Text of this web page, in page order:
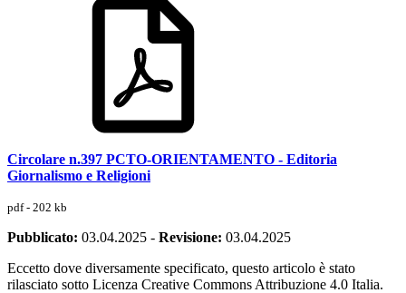
Circolare n.397 PCTO-ORIENTAMENTO - Editoria
Giornalismo e Religioni
pdf - 202 kb
Pubblicato: 03.04.2025 - Revisione: 03.04.2025
Eccetto dove diversamente specificato, questo articolo è stato
rilasciato sotto Licenza Creative Commons Attribuzione 4.0 Italia.